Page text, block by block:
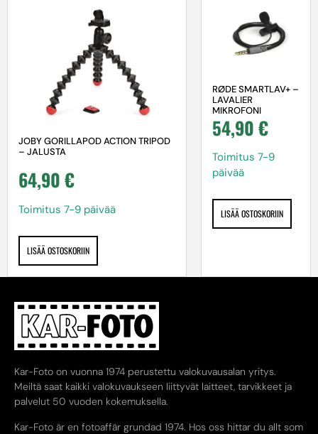
JOBY GORILLAPOD ACTION TRIPOD
– JALUSTA
64,90€
Toimitus 7-9 päivää
LISÄÄ OSTOSKORIIN
RØDE SMARTLAV+ –
LAVALIER
MIKROFONI
54,90€
Toimitus 7-9
päivää
LISÄÄ OSTOSKORIIN
Kar-Foto on vuonna 1974 perustettu valokuvausalan yritys.
Meiltä saat kaikki valokuvaukseen liittyvät laitteet, tarvikkeet ja
palvelut 50 vuoden kokemuksella.
Kar-Foto är en fotoaffär grundad 1974. Hos oss hittar du allt som